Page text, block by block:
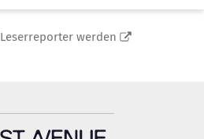
Leserreporter werden